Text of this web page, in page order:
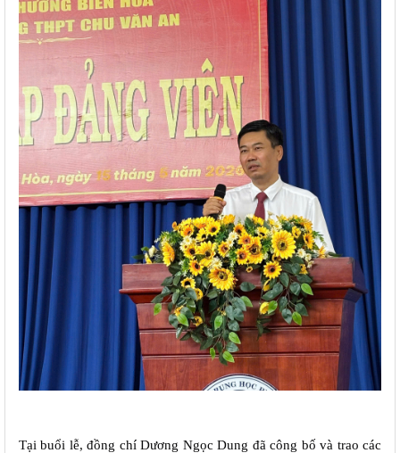
Tại buổi lễ, đồng chí Dương Ngọc Dung đã công bố và trao các